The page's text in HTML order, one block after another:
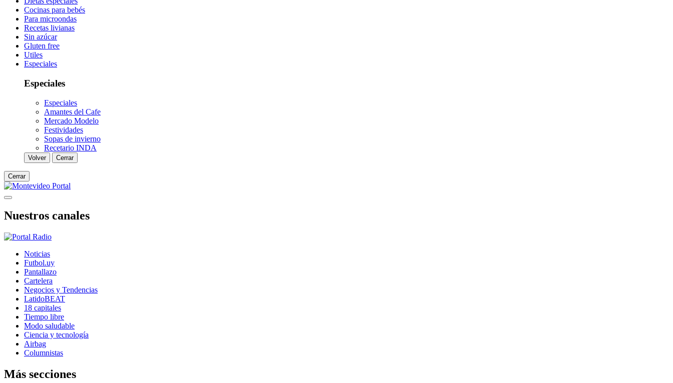
Cocinas para bebés
Para microondas
Recetas livianas
Sin azúcar
Gluten free
Utiles
Especiales
Especiales
Especiales
Amantes del Cafe
Mercado Modelo
Festividades
Sopas de invierno
Recetario INDA
Volver Cerrar
Cerrar
Nuestros canales
Noticias
Futbol.uy
Pantallazo
Cartelera
Negocios y Tendencias
LatidoBEAT
18 capitales
Tiempo libre
Modo saludable
Ciencia y tecnología
Airbag
Columnistas
Más secciones